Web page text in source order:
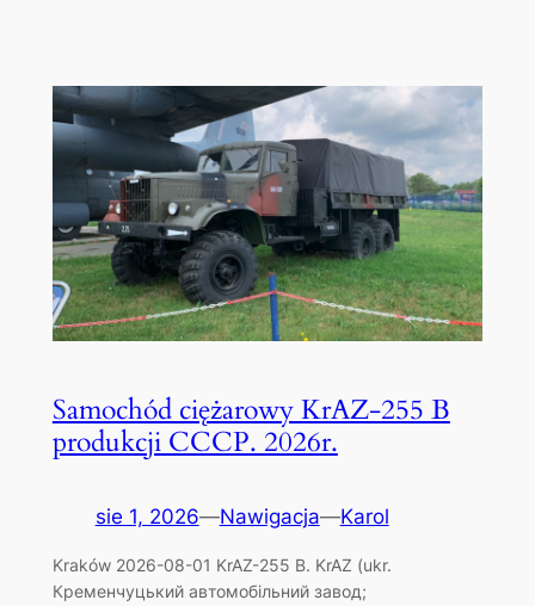
Samochód ciężarowy KrAZ-255 B
produkcji CCCP. 2026r.
sie 1, 2026—Nawigacja—Karol
Kraków 2026-08-01 KrAZ-255 B. KrAZ (ukr.
Кременчуцький автомобільний завод;